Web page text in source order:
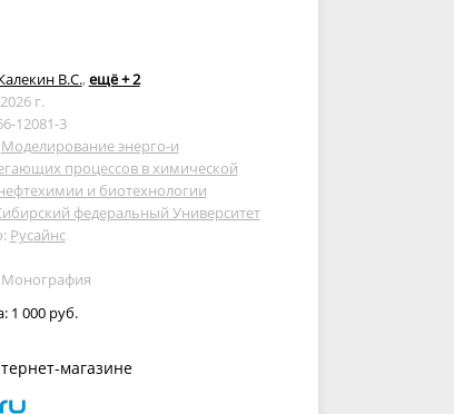
В.С., ещё + 2
г.
12081-3
Моделирование энерго-и
процессов в химической
и биотехнологии
федеральный Университет
Русайнс
Монография
1 000 руб.
магазине